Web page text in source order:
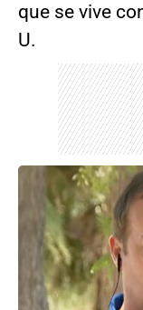
que se vive
U.